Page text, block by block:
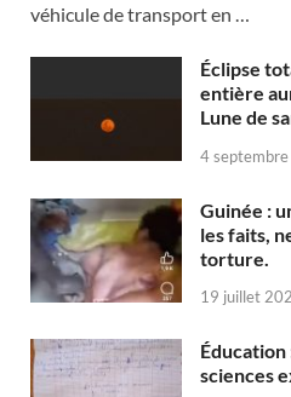
véhicule de transport en …
Éclipse
entière
Lune de
4
Guinée :
les faits,
torture.
19 juillet
sciences